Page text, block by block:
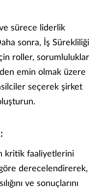
sürece liderlik
sonra, İş Sürekliliği
roller, sorumluluklar
emin olmak üzere
seçerek şirket
kritik faaliyetlerini
derecelendirerek,
ve sonuçlarını